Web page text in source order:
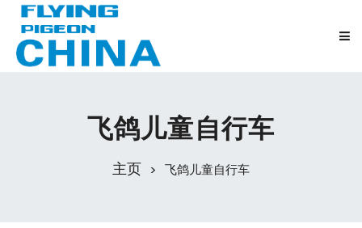
飞鸽儿童自行车
主页 飞鸽儿童自行车